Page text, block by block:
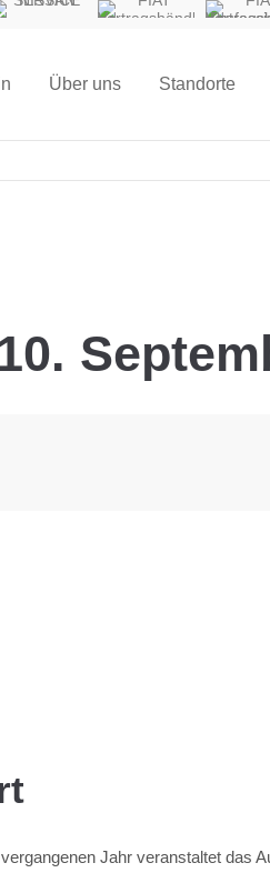
NISSAN
FIAT
Über uns Standorte
Jahr veranstaltet das